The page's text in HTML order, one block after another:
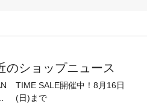
のショップニュース
TIME SALE開催中！8月16日
(日)まで